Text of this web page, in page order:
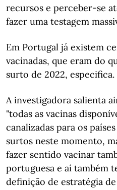
recursos e perceber-se
fazer uma testagem
Em Portugal já existem
vacinadas, que eram do
surto de 2022, especifica.
A investigadora salienta
"todas as vacinas
canalizadas para os
surtos neste momento,
fazer sentido vacinar
portuguesa e aí também
definição de estratégia